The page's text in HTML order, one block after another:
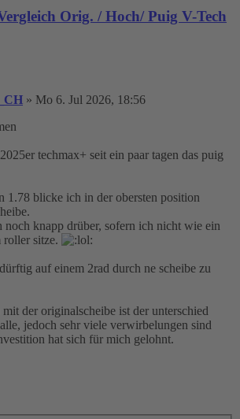
Orig. / Hoch/ Puig V-Tech
» Mo 6. Jul 2026, 18:56
techmax+ seit ein paar tagen das puig
1.78 blicke ich in der obersten position
noch knapp drüber, sofern ich nicht wie ein
roller sitze.
auf einem 2rad durch ne scheibe zu
der originalscheibe ist der unterschied
jedoch sehr viele verwirbelungen sind
hat sich für mich gelohnt.